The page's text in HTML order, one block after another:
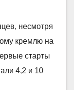
несмотря
кремлю на
старты
4,2 и 10